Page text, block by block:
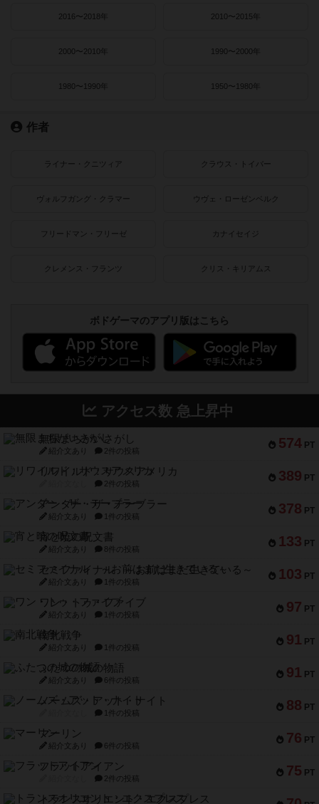
2016〜2018年 2010〜2015年
2000〜2010年 1990〜2000年
1980〜1990年 1950〜1980年
作者
ライナー・クニツィア クラウス・トイバー
ヴォルフガング・クラマー ウヴェ・ローゼンベルク
フリードマン・フリーゼ カナイセイジ
クレメンス・フランツ クリス・キリアムス
ボドゲーマのアプリ版はこちら
アクセス数 急上昇中
574 PT
無限まちがいさがし
紹介文あり 2件の投稿
389 PT
リワイルド：サウスアメリカ
2件の投稿
378 PT
アンダー・ザ・テーブラー
紹介文あり 1件の投稿
133 PT
宵と暁の呪文書
紹介文あり 8件の投稿
103 PT
セミファイナル ～お前はまだ生きている～
紹介文あり 1件の投稿
97 PT
ワン・トゥ・ファイブ
紹介文あり 1件の投稿
91 PT
南北戦争
紹介文あり 1件の投稿
91 PT
ふたつの城の物語
紹介文あり 6件の投稿
88 PT
ノームズ・アット・ナイト
1件の投稿
76 PT
マーリン
紹介文あり 6件の投稿
75 PT
フラットアイアン
2件の投稿
トランスオリエント・エクスプレス